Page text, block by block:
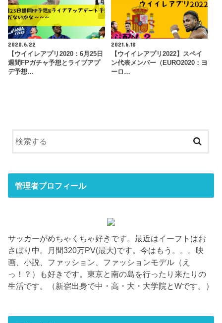
2020.6.22
【ウイイレアプリ2020：6月25日
週間FPガチャ予想とライブアプ
デ予想…
2021.6.10
【ウイイレアプリ2022】スペイ
ン代表メンバー（EURO2020：ヨ
ーロ…
管理者プロフィール
サッカーがめちゃくちゃ好きです。最近はイーフトはお
さぼり中。月間320万PV(最大)です。今はもう。。。映
画、小説、ファッション、ファッションモデル（え
っ！？）も好きです。東京と南の島を行ったり来たりの
生活です。（新宿出身で中・高・大・大学院とWです。）